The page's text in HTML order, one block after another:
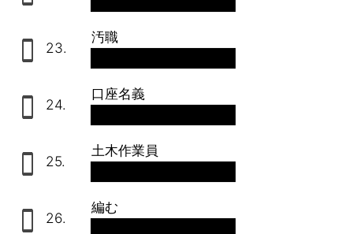
23.
汚職
24.
口座名義
25.
土木作業員
26.
編む